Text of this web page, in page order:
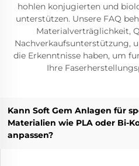
hohlen konjugierten und
unterstützen. Unsere FAQ
Materialverträglichkeit,
Nachverkaufsunterstützung,
die Erkenntnisse haben, um
Ihre
Kann Soft Gem Anlagen für
Materialien wie PLA oder Bi-
anpassen?